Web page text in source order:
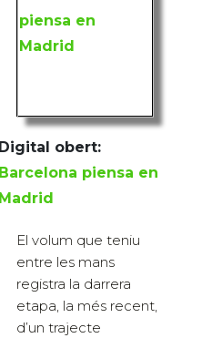
Digital obert:
Barcelona piensa en
Madrid
El volum que teniu
entre les mans
registra la darrera
etapa, la més recent,
d’un trajecte